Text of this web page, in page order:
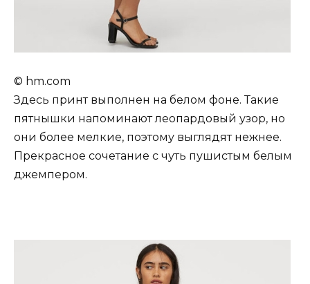
© hm.com
Здесь принт выполнен на белом фоне. Такие
пятнышки напоминают леопардовый узор, но
они более мелкие, поэтому выглядят нежнее.
Прекрасное сочетание с чуть пушистым белым
джемпером.